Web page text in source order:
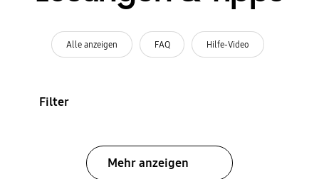
Alle anzeigen FAQ Hilfe-Video
Filter
Mehr anzeigen